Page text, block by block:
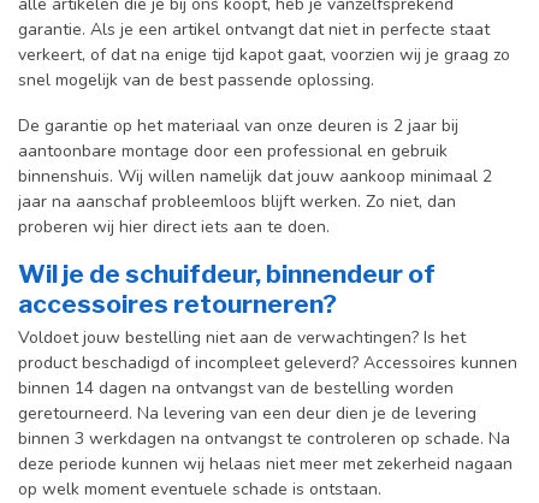
garantie. Als je een artikel ontvangt dat niet in perfecte staat
verkeert, of dat na enige tijd kapot gaat, voorzien wij je graag zo
snel mogelijk van de best passende oplossing.
De garantie op het materiaal van onze deuren is 2 jaar bij
aantoonbare montage door een professional en gebruik
binnenshuis. Wij willen namelijk dat jouw aankoop minimaal 2
jaar na aanschaf probleemloos blijft werken. Zo niet, dan
proberen wij hier direct iets aan te doen.
Wil je de schuifdeur, binnendeur of
accessoires retourneren?
Voldoet jouw bestelling niet aan de verwachtingen? Is het
product beschadigd of incompleet geleverd? Accessoires kunnen
binnen 14 dagen na ontvangst van de bestelling worden
geretourneerd. Na levering van een deur dien je de levering
binnen 3 werkdagen na ontvangst te controleren op schade. Na
deze periode kunnen wij helaas niet meer met zekerheid nagaan
op welk moment eventuele schade is ontstaan.